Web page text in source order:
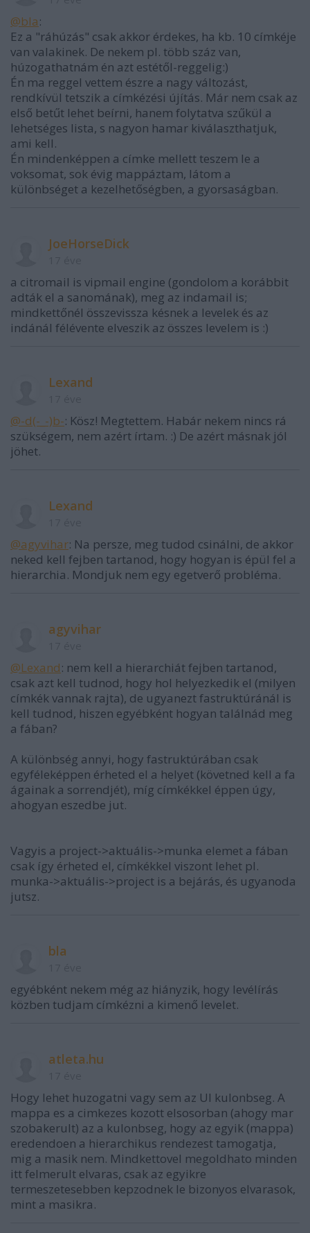
@bla:
Ez a "ráhúzás" csak akkor érdekes, ha kb. 10 címkéje
van valakinek. De nekem pl. több száz van,
húzogathatnám én azt estétől-reggelig:)
Én ma reggel vettem észre a nagy változást,
rendkívül tetszik a címkézési újítás. Már nem csak az
első betűt lehet beírni, hanem folytatva szűkül a
lehetséges lista, s nagyon hamar kiválaszthatjuk,
ami kell.
Én mindenképpen a címke mellett teszem le a
voksomat, sok évig mappáztam, látom a
különbséget a kezelhetőségben, a gyorsaságban.
JoeHorseDick
a citromail is vipmail engine (gondolom a korábbit
adták el a sanomának), meg az indamail is;
mindkettőnél összevissza késnek a levelek és az
indánál félévente elveszik az összes levelem is :)
Lexand
@-d(-_-)b-: Kösz! Megtettem. Habár nekem nincs rá
szükségem, nem azért írtam. :) De azért másnak jól
jöhet.
Lexand
@agyvihar: Na persze, meg tudod csinálni, de akkor
neked kell fejben tartanod, hogy hogyan is épül fel a
hierarchia. Mondjuk nem egy egetverő probléma.
agyvihar
@Lexand: nem kell a hierarchiát fejben tartanod,
csak azt kell tudnod, hogy hol helyezkedik el (milyen
címkék vannak rajta), de ugyanezt fastruktúránál is
kell tudnod, hiszen egyébként hogyan találnád meg
a fában?
A különbség annyi, hogy fastruktúrában csak
egyféleképpen érheted el a helyet (követned kell a fa
ágainak a sorrendjét), míg címkékkel éppen úgy,
ahogyan eszedbe jut.
Vagyis a project->aktuális->munka elemet a fában
csak így érheted el, címkékkel viszont lehet pl.
munka->aktuális->project is a bejárás, és ugyanoda
jutsz.
bla
egyébként nekem még az hiányzik, hogy levélírás
közben tudjam címkézni a kimenő levelet.
atleta.hu
Hogy lehet huzogatni vagy sem az UI kulonbseg. A
mappa es a cimkezes kozott elsosorban (ahogy mar
szobakerult) az a kulonbseg, hogy az egyik (mappa)
eredendoen a hierarchikus rendezest tamogatja,
mig a masik nem. Mindkettovel megoldhato minden
itt felmerult elvaras, csak az egyikre
termeszetesebben kepzodnek le bizonyos elvarasok,
mint a masikra.